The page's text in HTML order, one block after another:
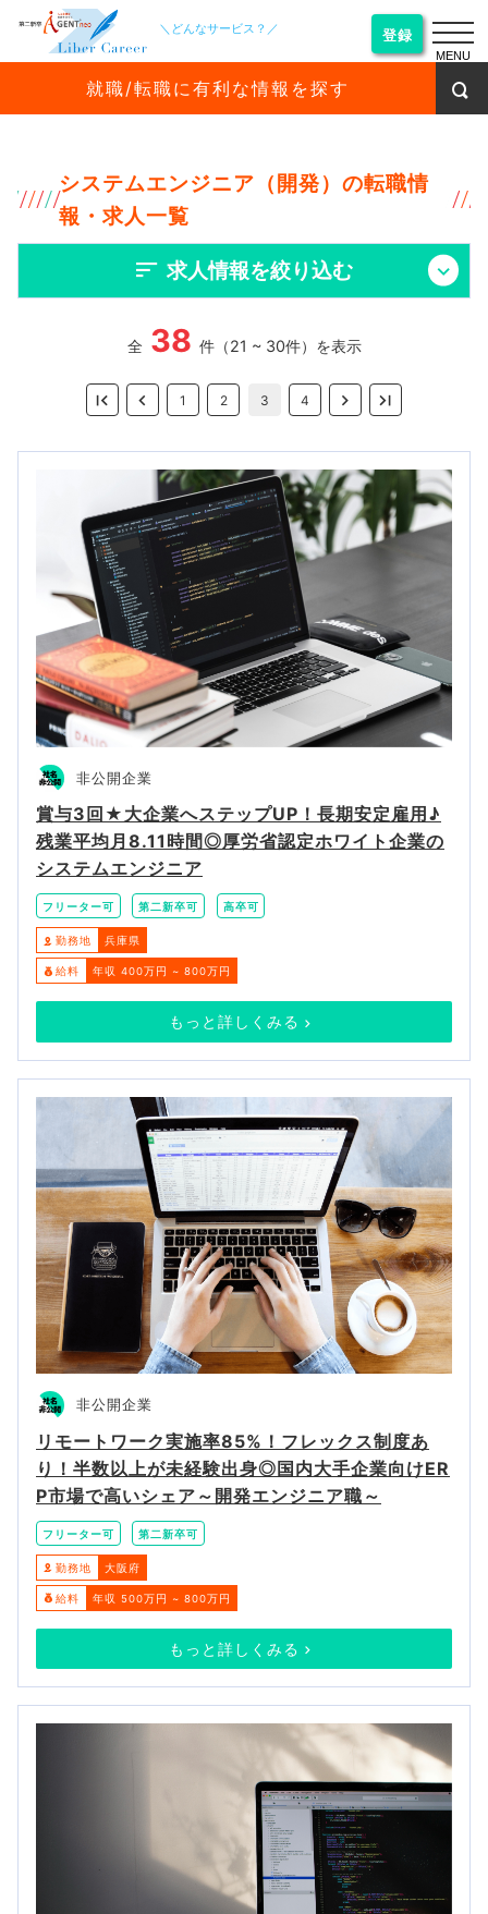
＼どんなサービス？／ 登録
就職/転職に有利な情報を探す
システムエンジニア（開発）の転職情
報・求人一覧
求人情報を絞り込む
全38 件（21 ~ 30件）を表示
1 2 3 4
非公開企業
賞与3回★大企業へステップUP！長期安定雇用♪
残業平均月8.11時間◎厚労省認定ホワイト企業の
システムエンジニア
フリーター可 第二新卒可 高卒可
勤務地 兵庫県
給料 年収 400万円 ~ 800万円
もっと詳しくみる
非公開企業
リモートワーク実施率85%！フレックス制度あ
り！半数以上が未経験出身◎国内大手企業向けER
P市場で高いシェア～開発エンジニア職～
フリーター可 第二新卒可
勤務地 大阪府
給料 年収 500万円 ~ 800万円
もっと詳しくみる
MENU